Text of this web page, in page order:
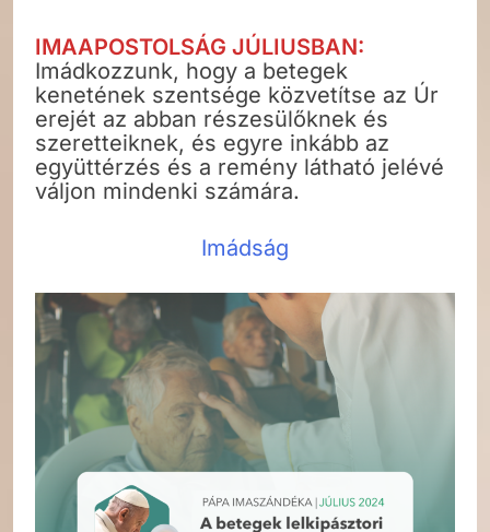
IMAAPOSTOLSÁG JÚLIUSBAN:
Imádkozzunk, hogy a betegek
kenetének szentsége közvetítse az Úr
erejét az abban részesülőknek és
szeretteiknek, és egyre inkább az
együttérzés és a remény látható jelévé
váljon mindenki számára.
Imádság